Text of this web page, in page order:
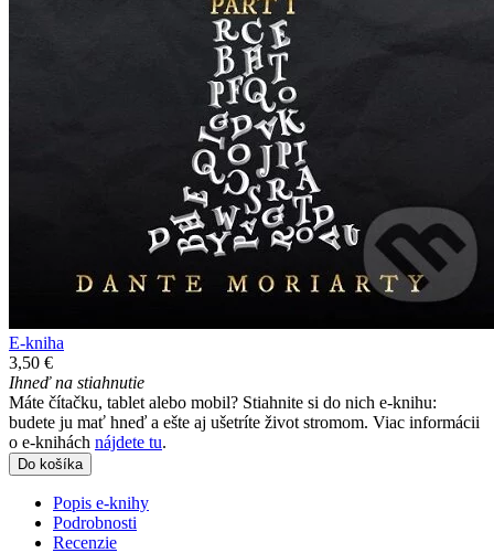
E-kniha
3,50 €
Ihneď na stiahnutie
Máte čítačku, tablet alebo mobil? Stiahnite si do nich e-knihu:
budete ju mať hneď a ešte aj ušetríte život stromom. Viac informácii
o e-knihách nájdete tu.
Do košíka
Popis e-knihy
Podrobnosti
Recenzie